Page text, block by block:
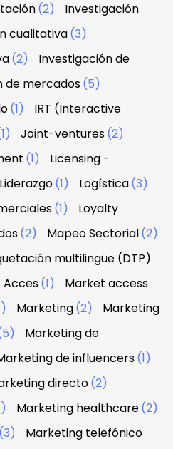
(2)
Investigación
cualitativa(3)
(2)
Investigación de
de mercados(5)
(1)
IRT (Interactive
Joint-ventures(2)
(1)
Licensing -
Liderazgo(1) Logística(3)
(1)
Loyalty
(2) Mapeo Sectorial(2)
multilingüe (DTP)
Acces(1)
Market access
Marketing(2)
Marketing
Marketing de
de influencers(1)
directo(2)
Marketing healthcare(2)
(3)
Marketing telefónico